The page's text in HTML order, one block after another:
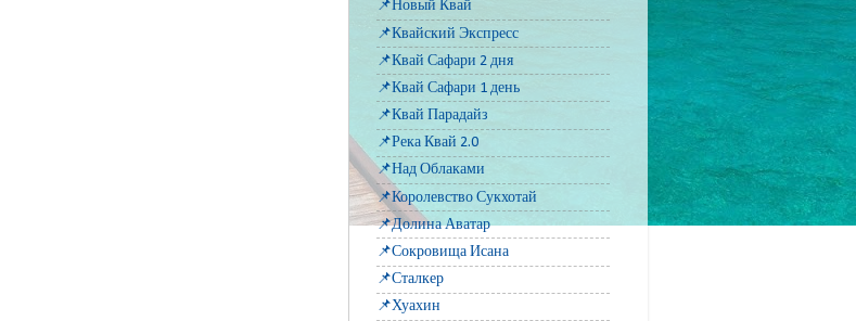
📌Новый Квай
📌Квайский Экспресс
📌Квай Сафари 2 дня
📌Квай Сафари 1 день
📌Квай Парадайз
📌Река Квай 2.0
📌Над Облаками
📌Королевство Сукхотай
📌Долина Аватар
📌Сокровища Исана
📌Сталкер
📌Хуахин